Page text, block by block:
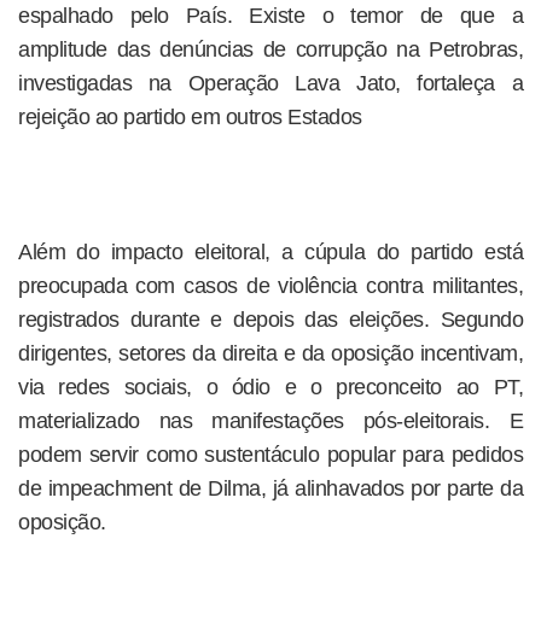
espalhado pelo País. Existe o temor de que a
amplitude das denúncias de corrupção na Petrobras,
investigadas na Operação Lava Jato, fortaleça a
rejeição ao partido em outros Estados
Além do impacto eleitoral, a cúpula do partido está
preocupada com casos de violência contra militantes,
registrados durante e depois das eleições. Segundo
dirigentes, setores da direita e da oposição incentivam,
via redes sociais, o ódio e o preconceito ao PT,
materializado nas manifestações pós-eleitorais. E
podem servir como sustentáculo popular para pedidos
de impeachment de Dilma, já alinhavados por parte da
oposição.